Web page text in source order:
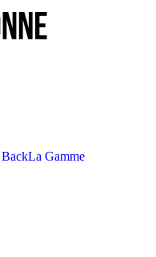
La Gamme